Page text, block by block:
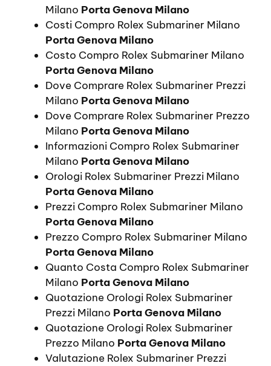
Milano Porta Genova Milano
Costi Compro Rolex Submariner Milano
Porta Genova Milano
Costo Compro Rolex Submariner Milano
Porta Genova Milano
Dove Comprare Rolex Submariner Prezzi
Milano Porta Genova Milano
Dove Comprare Rolex Submariner Prezzo
Milano Porta Genova Milano
Informazioni Compro Rolex Submariner
Milano Porta Genova Milano
Orologi Rolex Submariner Prezzi Milano
Porta Genova Milano
Prezzi Compro Rolex Submariner Milano
Porta Genova Milano
Prezzo Compro Rolex Submariner Milano
Porta Genova Milano
Quanto Costa Compro Rolex Submariner
Milano Porta Genova Milano
Quotazione Orologi Rolex Submariner
Prezzi Milano Porta Genova Milano
Quotazione Orologi Rolex Submariner
Prezzo Milano Porta Genova Milano
Valutazione Rolex Submariner Prezzi